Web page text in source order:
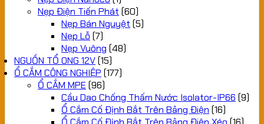
Nẹp Điện Tiến Phát (60)
Nẹp Bán Nguyệt (5)
Nẹp Lỗ (7)
Nẹp Vuông (48)
NGUỒN TỔ ONG 12V(15)
Ổ CẮM CÔNG NGHIỆP (177)
Ổ CẮM MPE (96)
Cầu Dao Chống Thấm Nước Isolator-IP66 (9)
Ổ Cắm Cố Định Bắt Trên Bảng Điện (16)